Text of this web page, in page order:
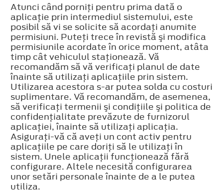
Atunci când porniţi pentru prima dată o
aplicaţie prin intermediul sistemului, este
posibil să vi se solicite să acordaţi anumite
permisiuni. Puteţi trece în revistă şi modifica
permisiunile acordate în orice moment, atâta
timp cât vehiculul staţionează. Vă
recomandăm să vă verificaţi planul de date
înainte să utilizaţi aplicaţiile prin sistem.
Utilizarea acestora s-ar putea solda cu costuri
suplimentare. Vă recomandăm, de asemenea,
să verificaţi termenii şi condiţiile şi politica de
confidenţialitate prevăzute de furnizorul
aplicaţiei, înainte să utilizaţi aplicaţia.
Asiguraţi-vă că aveţi un cont activ pentru
aplicaţiile pe care doriţi să le utilizaţi în
sistem. Unele aplicaţii funcţionează fără
configurare. Altele necesită configurarea
unor setări personale înainte de a le putea
utiliza.